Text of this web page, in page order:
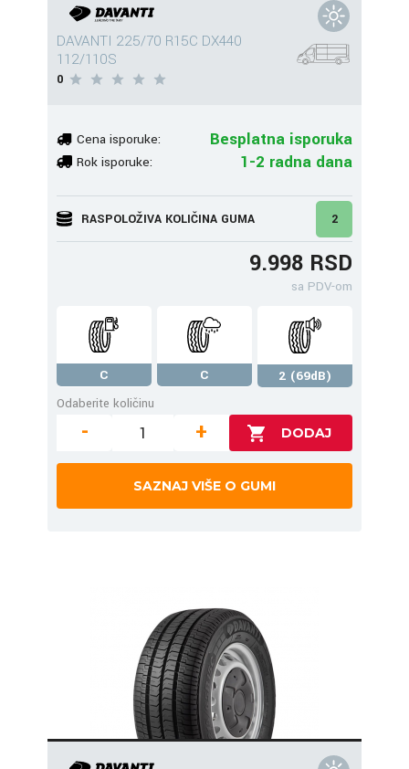
DAVANTI 225/70 R15C DX440
112/110S
0
Cena isporuke: Besplatna isporuka
Rok isporuke: 1-2 radna dana
RASPOLOŽIVA KOLIČINA GUMA 2
9.998 RSD
sa PDV-om
C C
2 (69dB)
Odaberite količinu
- +
SAZNAJ VIŠE O GUMI